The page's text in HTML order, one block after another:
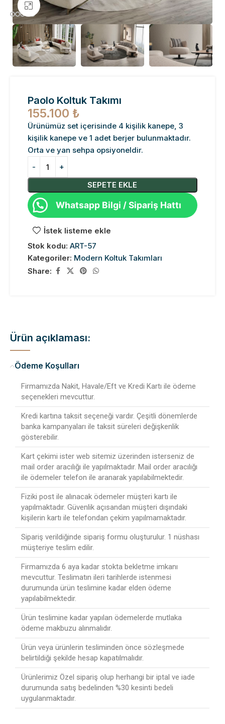
Büyütmek için tıklayın
Paolo Koltuk Takımı
155.100 ₺
Ürünümüz set içerisinde 4 kişilik kanepe, 3
kişilik kanepe ve 1 adet berjer bulunmaktadır.
Orta ve yan sehpa opsiyoneldir.
SEPETE EKLE
Whatsapp Bilgi / Sipariş Hattı
İstek listeme ekle
Stok kodu: ART-57
Kategoriler: Modern Koltuk Takımları
Share:
Ürün açıklaması:
Ödeme Koşulları
Firmamızda Nakit, Havale/Eft ve Kredi Kartı ile ödeme
seçenekleri mevcuttur.
Kredi kartına taksit seçeneği vardır. Çeşitli dönemlerde
banka kampanyaları ile taksit süreleri değişkenlik
gösterebilir.
Kart çekimi ister web sitemiz üzerinden isterseniz de
mail order aracılığı ile yapılmaktadır. Mail order aracılığı
ile ödemeler telefon ile aranarak yapılabilmektedir.
Fiziki post ile alınacak ödemeler müşteri kartı ile
yapılmaktadır. Güvenlik açısandan müşteri dışındaki
kişilerin kartı ile telefondan çekim yapılmamaktadır.
Sipariş verildiğinde sipariş formu oluşturulur. 1 nüshası
müşteriye teslim edilir.
Firmamızda 6 aya kadar stokta bekletme imkanı
mevcuttur. Teslimatın ileri tarihlerde istenmesi
durumunda ürün teslimine kadar elden ödeme
yapılabilmektedir.
Ürün teslimine kadar yapılan ödemelerde mutlaka
ödeme makbuzu alınmalıdır.
Ürün veya ürünlerin tesliminden önce sözleşmede
belirtildiği şekilde hesap kapatılmalıdır.
Ürünlerimiz Özel sipariş olup herhangi bir iptal ve iade
durumunda satış bedelinden %30 kesinti bedeli
uygulanmaktadır.